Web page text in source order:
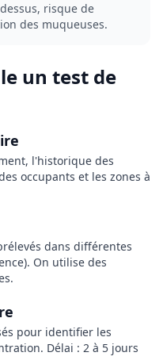
risque de
des muqueuses.
un test de
l'historique des
occupants et les zones à
dans différentes
On utilise des
pour identifier les
Délai : 2 à 5 jours